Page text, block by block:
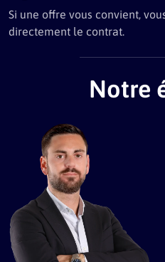
Si une offre vous convient,
directement le contrat.
Notre